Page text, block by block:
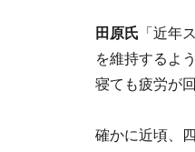
田原氏 「近年
を維持するよ
寝ても疲労が
確かに近頃、